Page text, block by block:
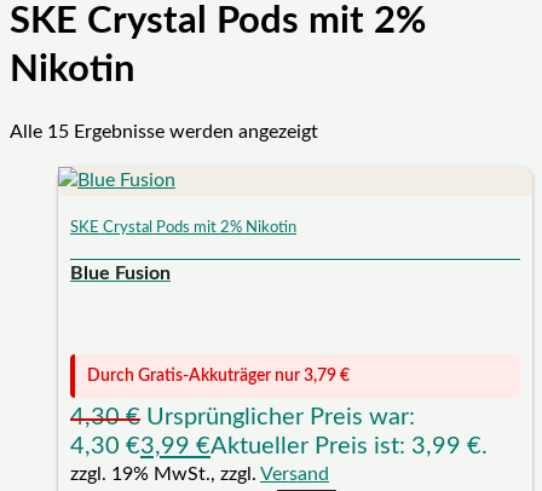
SKE Crystal Pods mit 2%
Nikotin
Alle 15 Ergebnisse werden angezeigt
SKE Crystal Pods mit 2% Nikotin
Blue Fusion
Durch Gratis-Akkuträger nur 3,79 €
4,30€ Ursprünglicher Preis war:
4,30 €3,99 €Aktueller Preis ist: 3,99 €.
zzgl. 19% MwSt., zzgl. Versand